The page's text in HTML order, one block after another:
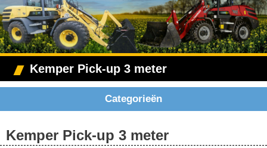
Kemper Pick-up 3 meter
Categorieën
Kemper Pick-up 3 meter